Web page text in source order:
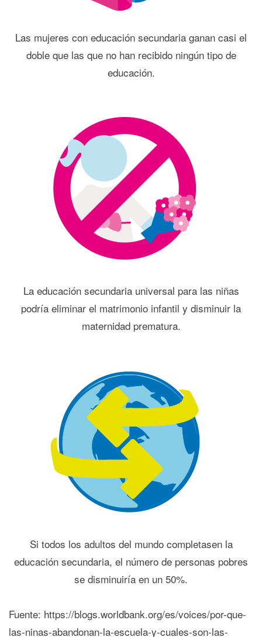
Las mujeres con educación secundaria ganan casi el
doble que las que no han recibido ningún tipo de
educación.
La educación secundaria universal para las niñas
podría eliminar el matrimonio infantil y disminuir la
maternidad prematura.
Si todos los adultos del mundo completasen la
educación secundaria, el número de personas pobres
se disminuiría en un 50%.
Fuente: https://blogs.worldbank.org/es/voices/por-que-
las-ninas-abandonan-la-escuela-y-cuales-son-las-